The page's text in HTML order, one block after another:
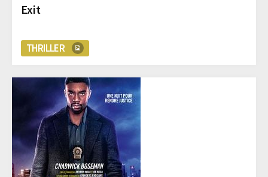
Exit
THRILLER